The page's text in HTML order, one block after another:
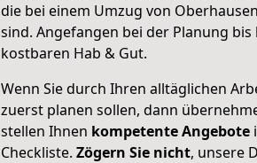
die bei einem Umzug von
sind. Angefangen bei der Planung
kostbaren Hab & Gut.
Wenn Sie durch Ihren alltäglichen
zuerst planen sollen, dann
stellen Ihnen kompetente Angebote
Checkliste. Zögern Sie nicht, unsere